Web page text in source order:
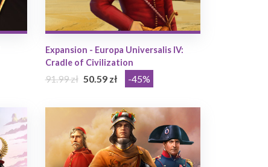
Expansion - Europa Universalis IV:
Cradle of Civilization
91.99 zł 50.59 zł -45%